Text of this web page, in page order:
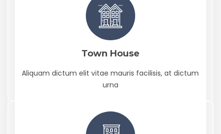
Town House
Aliquam dictum elit vitae mauris facilisis, at dictum
urna